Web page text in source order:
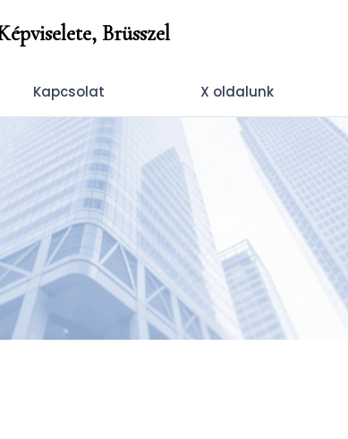
Brüsszel
Kapcsolat X oldalunk